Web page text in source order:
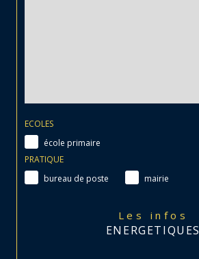
ECOLES
école primaire
PRATIQUE
bureau de poste
mairie
Les infos
ENERGETIQUES